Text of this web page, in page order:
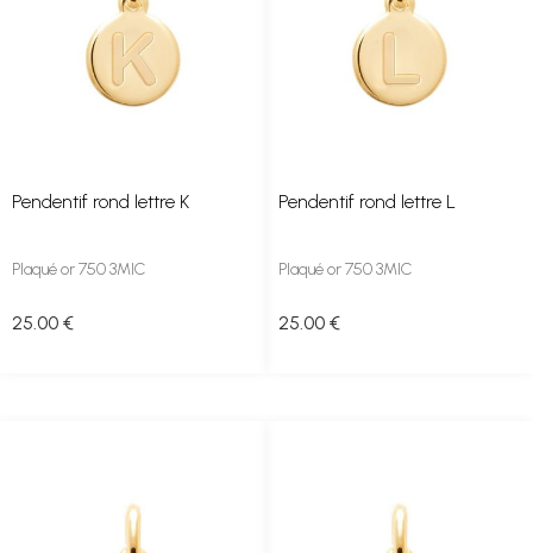
Pendentif rond lettre K
Plaqué or 750 3MIC
25 .00 €
Pendentif rond lettre L
Plaqué or 750 3MIC
25 .00 €